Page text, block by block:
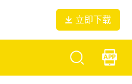
立即下载